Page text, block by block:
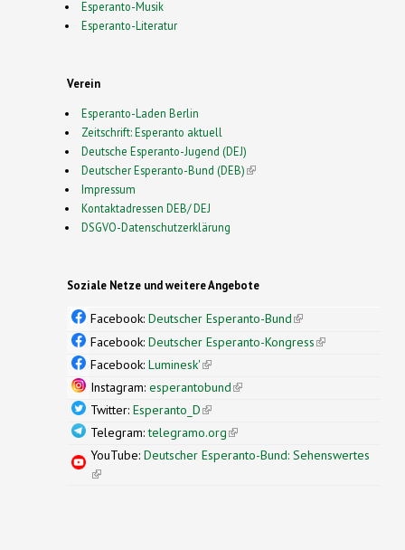
Esperanto-Musik
Esperanto-Literatur
Verein
Esperanto-Laden Berlin
Zeitschrift: Esperanto aktuell
Deutsche Esperanto-Jugend (DEJ)
Deutscher Esperanto-Bund (DEB)(link is external)
Impressum
Kontaktadressen DEB/ DEJ
DSGVO-Datenschutzerklärung
Soziale Netze und weitere Angebote
Facebook: Deutscher Esperanto-Bund(link is
external)
Facebook: Deutscher Esperanto-Kongress(link is
Facebook: Luminesk'(link is external)
Instagram: esperantobund(link is external)
Twitter: Esperanto_D(link is external)
Telegram:telegramo.org(link is external)
YouTube: Deutscher Esperanto-Bund: Sehenswertes
(link is external)